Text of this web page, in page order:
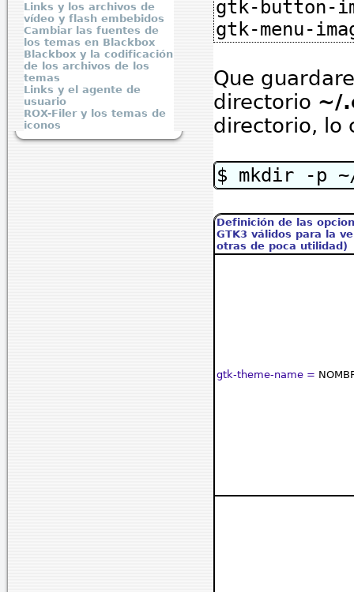
Links y los archivos de
vídeo y flash embebidos
Cambiar las fuentes de
los temas en Blackbox
Blackbox y la codificación
de los archivos de los
temas
Links y el agente de
usuario
ROX-Filer y los temas de
iconos
gtk-button-
gtk-menu-
Que
directorio ~/
directorio, lo
$ mkdir -p
Definición de las
GTK3 válidos para la
otras de poca utilidad)
gtk-theme-name =